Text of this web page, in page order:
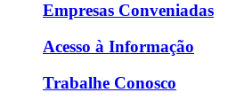
Empresas Conveniadas
Acesso à Informação
Trabalhe Conosco